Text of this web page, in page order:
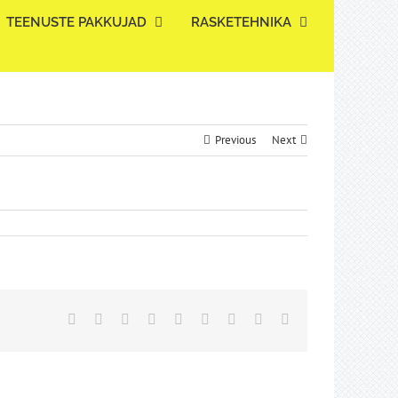
TEENUSTE PAKKUJAD RASKETEHNIKA
Previous Next
Facebook
TwitterReddit LinkedInWhatsApp
TumblrPinterest